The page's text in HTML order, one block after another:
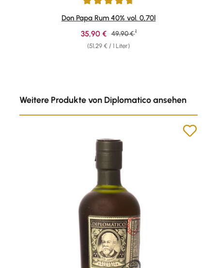
Durchschnittliche Bewertung von 4.87 von 5 Sternen
Don Papa Rum 40% vol. 0,70l
(51,29 € / 1 Liter)
Verkaufspreis:
35,90 € Regulärer Preis:
49,90 € 1
Weitere Produkte von Diplomatico ansehen